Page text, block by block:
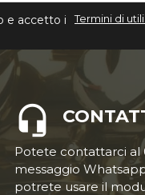
e accetto i Termini di
Potete contattarci al
messaggio
potrete usare il